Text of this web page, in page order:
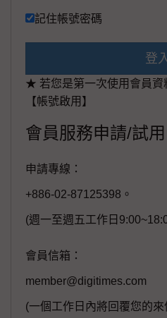
記住帳號密碼
登
★ 若您是第一次使用會員資
【帳號啟用】
會員服務申請/試用
申請專線：
+886-02-87125398。
(週一至週五工作日
會員信箱：
member@digitimes.com
(一個工作日內將回覆您的來